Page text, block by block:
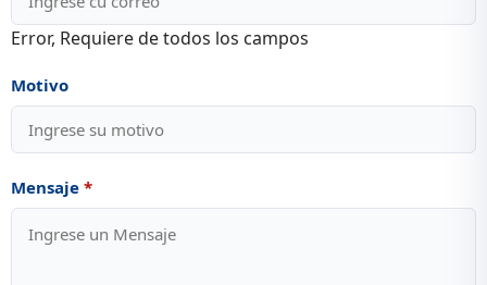
Error, Requiere de todos los campos
Motivo
Mensaje *